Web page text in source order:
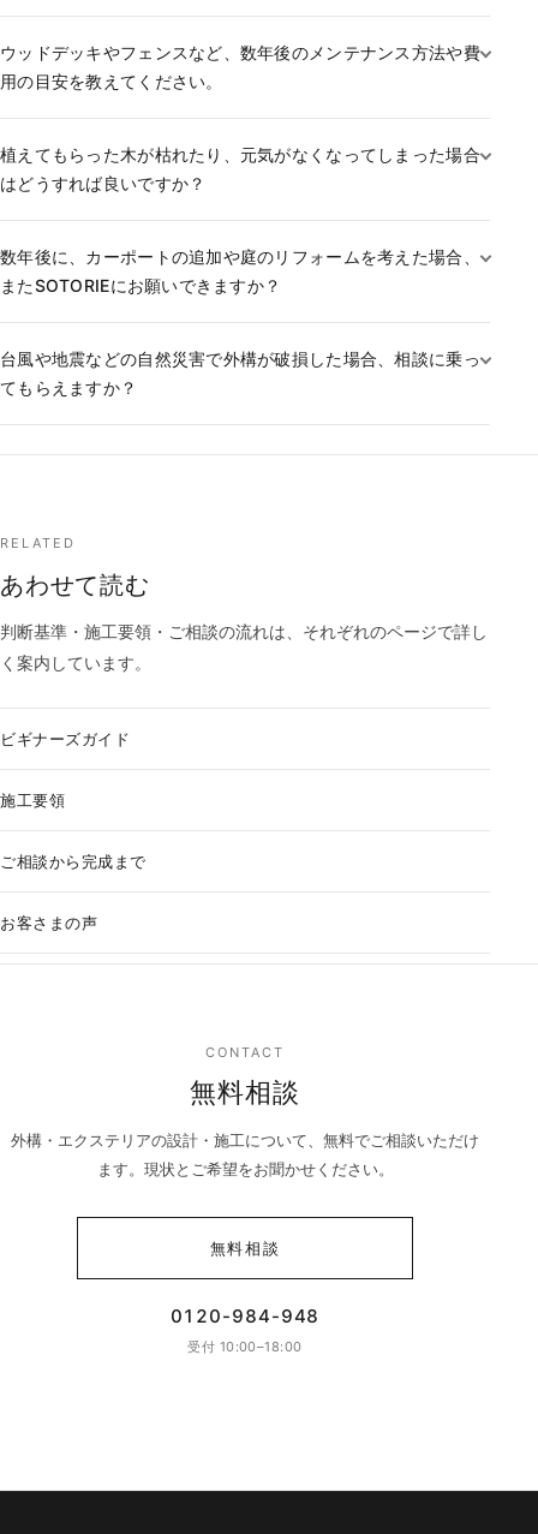
ウッドデッキやフェンスなど、数年後のメンテナンス方法や費
用の目安を教えてください。
植えてもらった木が枯れたり、元気がなくなってしまった場合
はどうすれば良いですか？
数年後に、カーポートの追加や庭のリフォームを考えた場合、
またSOTORIEにお願いできますか？
台風や地震などの自然災害で外構が破損した場合、相談に乗っ
てもらえますか？
RELATED
あわせて読む
判断基準・施工要領・ご相談の流れは、それぞれのページで詳し
く案内しています。
ビギナーズガイド
施工要領
ご相談から完成まで
お客さまの声
CONTACT
無料相談
外構・エクステリアの設計・施工について、無料でご相談いただけ
ます。現状とご希望をお聞かせください。
無料相談
0120-984-948
受付 10:00–18:00